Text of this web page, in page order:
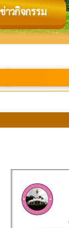
ข่าวกิจกรรม